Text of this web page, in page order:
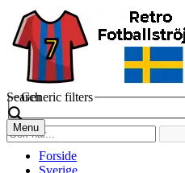
Search
Generic filters
Menu
Forside
Sverige